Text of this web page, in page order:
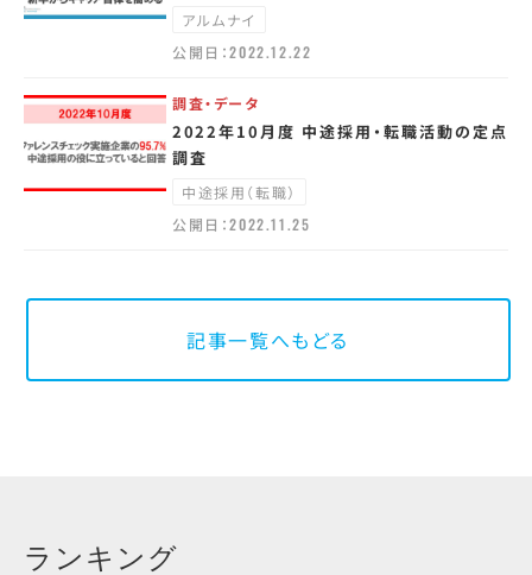
アルムナイ
公開日：2022.12.22
調査・データ
2022年10月度 中途採用・転職活動の定点
調査
中途採用（転職）
公開日：2022.11.25
記事一覧へもどる
ランキング